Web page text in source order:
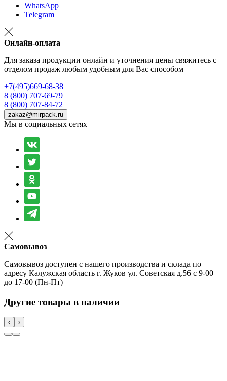
WhatsApp
Telegram
Онлайн-оплата
Для заказа продукции онлайн и уточнения цены свяжитесь с
отделом продаж любым удобным для Вас способом
+7(495)669-68-38
8 (800) 707-69-79
8 (800) 707-84-72
zakaz@mirpack.ru
Мы в социальных сетях
Самовывоз
Самовывоз доступен с нашего производства и склада по
адресу Калужская область г. Жуков ул. Советская д.56 с 9-00
до 17-00 (Пн-Пт)
Другие товары в наличии
‹ ›